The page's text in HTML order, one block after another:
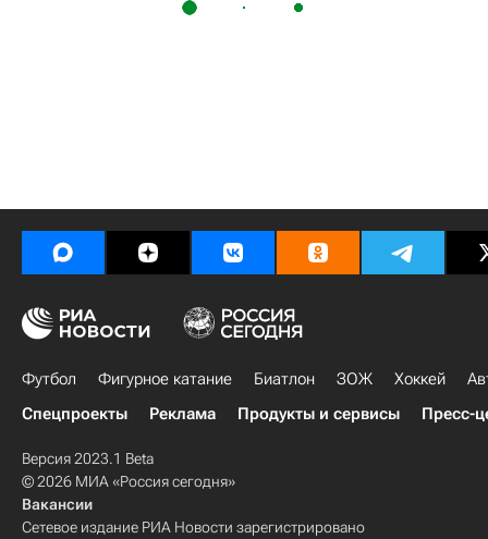
Футбол Фигурное катание Биатлон ЗОЖ Хоккей
Спецпроекты
Реклама Продукты и сервисы Пресс-
Версия 2023.1 Beta
© 2026 МИА «Россия сегодня»
Вакансии
Сетевое издание РИА Новости зарегистрировано